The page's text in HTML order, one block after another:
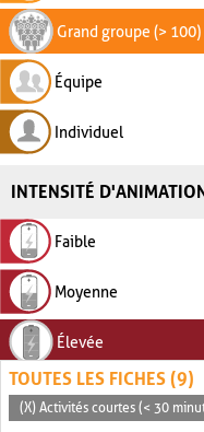
Grand groupe (> 100)
Équipe
Individuel
INTENSITÉ
Faible
Moyenne
Élevée
TOUTES LES FICHES (9)
(X) Activités courtes (< 30